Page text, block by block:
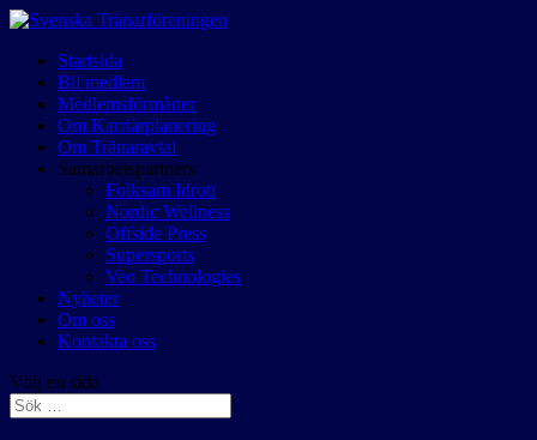
Startsida
Bli medlem
Medlemsförmåner
Om Karriärplanering
Om Tränaravtal
Samarbetspartners
Folksam Idrott
Nordic Wellness
Offside Press
Supersports
Veo Technologies
Nyheter
Om oss
Kontakta oss
Välj en sida